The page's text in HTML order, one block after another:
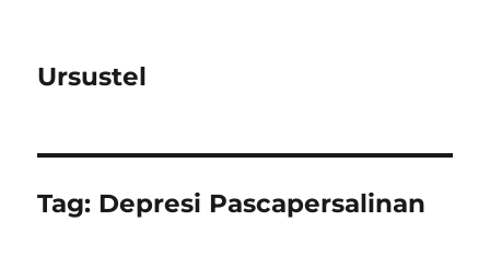
Ursustel
Tag: Depresi Pascapersalinan